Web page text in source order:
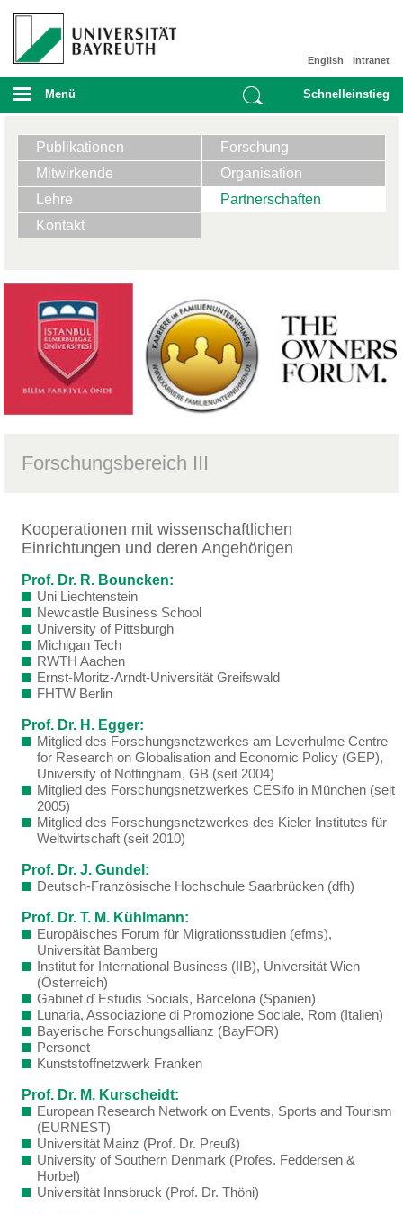
Intranet
English
Menü Schnelleinstieg
Publikationen
Forschung
Mitwirkende
Organisation
Lehre
Partnerschaften
Kontakt
Forschungsbereich III
Kooperationen mit wissenschaftlichen
Einrichtungen und deren Angehörigen
Prof. Dr. R. Bouncken:
Uni Liechtenstein
Newcastle Business School
University of Pittsburgh
Michigan Tech
RWTH Aachen
Ernst-Moritz-Arndt-Universität Greifswald
FHTW Berlin
Prof. Dr. H. Egger:
Mitglied des Forschungsnetzwerkes am Leverhulme Centre
for Research on Globalisation and Economic Policy (GEP),
University of Nottingham, GB (seit 2004)
Mitglied des Forschungsnetzwerkes CESifo in München (seit
2005)
Mitglied des Forschungsnetzwerkes des Kieler Institutes für
Weltwirtschaft (seit 2010)
Prof. Dr. J. Gundel:
Deutsch-Französische Hochschule Saarbrücken (dfh)
Prof. Dr. T. M. Kühlmann:
Europäisches Forum für Migrationsstudien (efms),
Universität Bamberg
Institut for International Business (IIB), Universität Wien
(Österreich)
Gabinet d´Estudis Socials, Barcelona (Spanien)
Lunaria, Associazione di Promozione Sociale, Rom (Italien)
Bayerische Forschungsallianz (BayFOR)
Personet
Kunststoffnetzwerk Franken
Prof. Dr. M. Kurscheidt:
European Research Network on Events, Sports and Tourism
(EURNEST)
Universität Mainz (Prof. Dr. Preuß)
University of Southern Denmark (Profes. Feddersen &
Horbel)
Universität Innsbruck (Prof. Dr. Thöni)